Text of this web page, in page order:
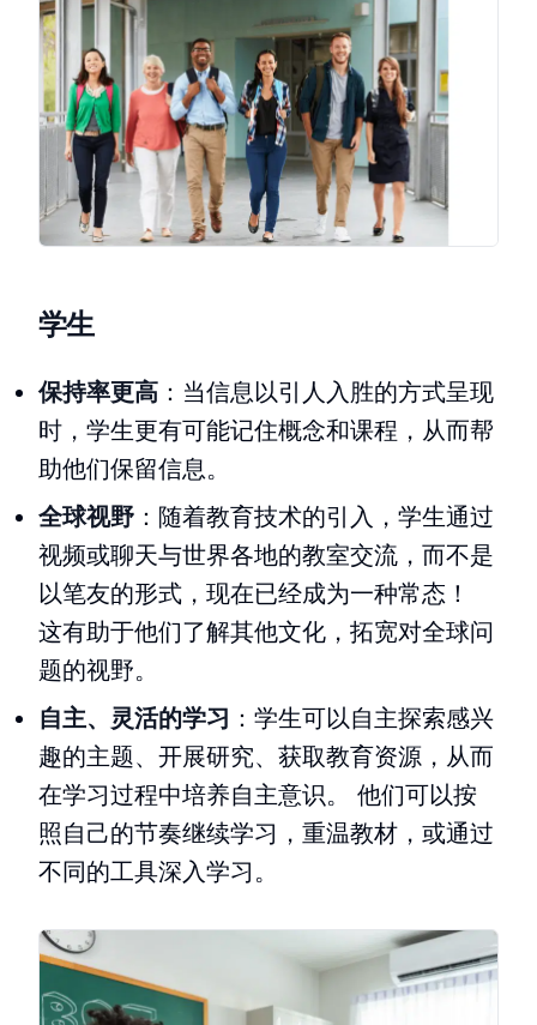
学生
保持率更高 ：当信息以引人入胜的方式呈现
时，学生更有可能记住概念和课程，从而帮
助他们保留信息。
全球视野 ：随着教育技术的引入，学生通过
视频或聊天与世界各地的教室交流，而不是
以笔友的形式，现在已经成为一种常态！
这有助于他们了解其他文化，拓宽对全球问
题的视野。
自主、灵活的学习 ：学生可以自主探索感兴
趣的主题、开展研究、获取教育资源，从而
在学习过程中培养自主意识。 他们可以按
照自己的节奏继续学习，重温教材，或通过
不同的工具深入学习。